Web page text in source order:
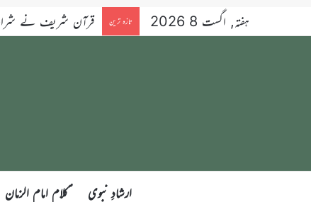
ہفتہ, اگست 8 2026 تازہ ترین قرآن شریف نے شراب
ارشادِ نبوی ؑکلام امام الزمان